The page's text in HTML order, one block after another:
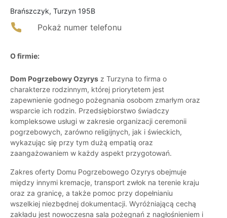
Brańszczyk, Turzyn 195B
Pokaż numer telefonu
O firmie:
Dom Pogrzebowy Ozyrys z Turzyna to firma o
charakterze rodzinnym, której priorytetem jest
zapewnienie godnego pożegnania osobom zmarłym oraz
wsparcie ich rodzin. Przedsiębiorstwo świadczy
kompleksowe usługi w zakresie organizacji ceremonii
pogrzebowych, zarówno religijnych, jak i świeckich,
wykazując się przy tym dużą empatią oraz
zaangażowaniem w każdy aspekt przygotowań.
Zakres oferty Domu Pogrzebowego Ozyrys obejmuje
między innymi kremacje, transport zwłok na terenie kraju
oraz za granicę, a także pomoc przy dopełnianiu
wszelkiej niezbędnej dokumentacji. Wyróżniającą cechą
zakładu jest nowoczesna sala pożegnań z nagłośnieniem i